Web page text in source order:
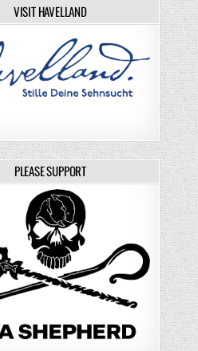
VISIT HAVELLAND
PLEASE SUPPORT